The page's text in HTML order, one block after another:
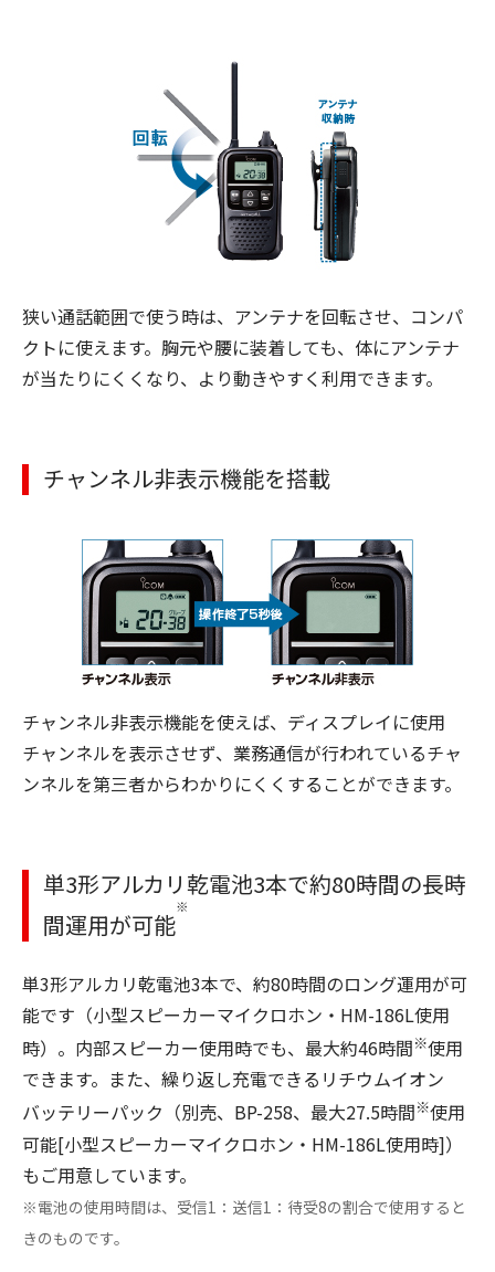
狭い通話範囲で使う時は、アンテナを回転させ、コンパ
クトに使えます。胸元や腰に装着しても、体にアンテナ
が当たりにくくなり、より動きやすく利用できます。
チャンネル非表示機能を搭載
チャンネル非表示機能を使えば、ディスプレイに使用
チャンネルを表示させず、業務通信が行われているチャ
ンネルを第三者からわかりにくくすることができます。
単3形アルカリ乾電池3本で約80時間の長時
間運用が可能
※
単3形アルカリ乾電池3本で、約80時間のロング運用が可
能です（小型スピーカーマイクロホン・HM-186L使用
時）。内部スピーカー使用時でも、最大約46時間※使用
できます。また、繰り返し充電できるリチウムイオン
バッテリーパック（別売、BP-258、最大27.5時間※使用
可能[小型スピーカーマイクロホン・HM-186L使用時]）
もご用意しています。
※電池の使用時間は、受信1：送信1：待受8の割合で使用すると
きのものです。